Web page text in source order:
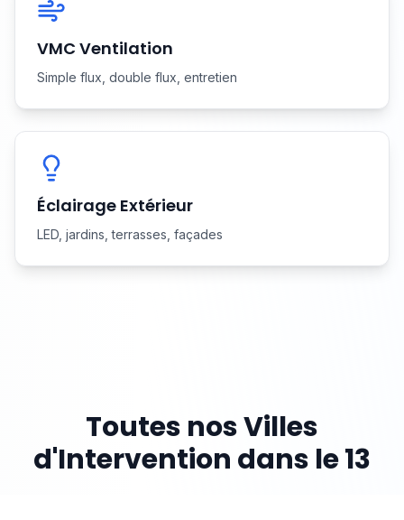
VMC Ventilation
Simple flux, double flux, entretien
Éclairage Extérieur
LED, jardins, terrasses, façades
Toutes nos Villes
d'Intervention dans le 13